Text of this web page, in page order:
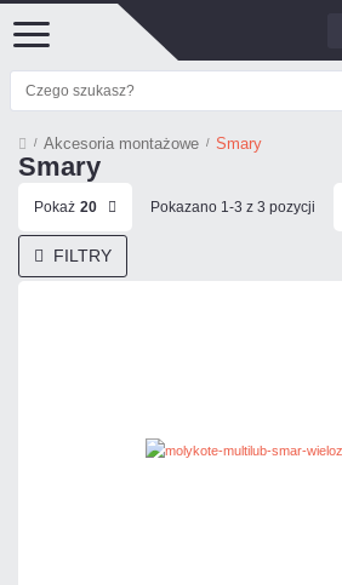
Akcesoria montażowe Smary
Smary
Pokaż 20 Pokazano 1-3 z 3 pozycji
FILTRY